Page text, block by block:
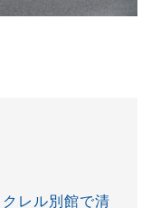
レル別館で清